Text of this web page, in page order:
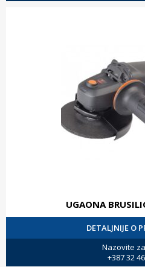
UGAONA
DETALJNIJE O
Nazovite
+387 32